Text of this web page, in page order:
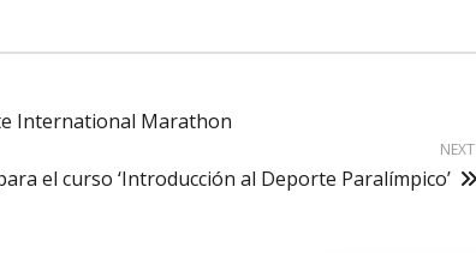
International Marathon
NEXT
el curso ‘Introducción al Deporte Paralímpico’